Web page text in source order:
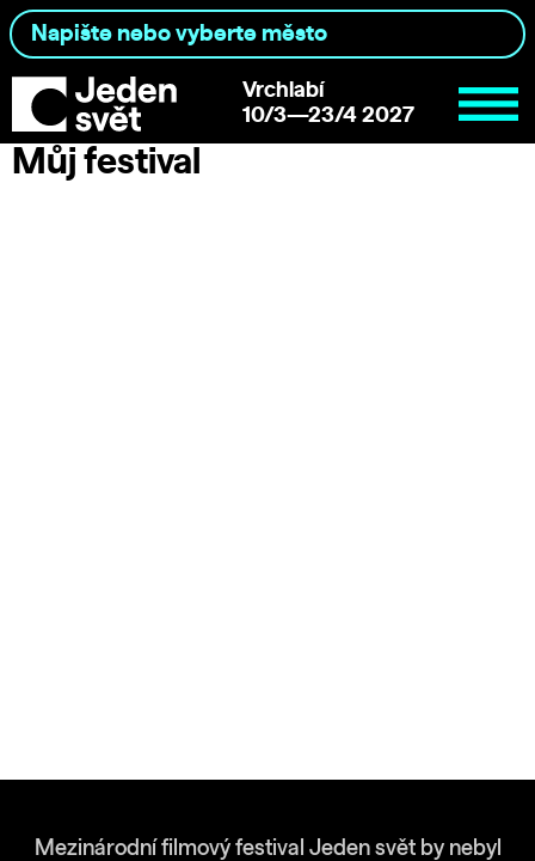
Vrchlabí
10/3—23/4 2027
Můj festival
Mezinárodní filmový festival Jeden svět by nebyl